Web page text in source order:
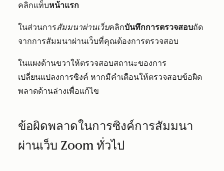
คลิกแท็บหน้าแรก
ในส่วนการสัมมนาผ่านเว็บคลิกบันทึกการตรวจสอบถัด
จากการสัมมนาผ่านเว็บที่คุณต้องการตรวจสอบ
ในแผงด้านขวาให้ตรวจสอบสถานะของการ
เปลี่ยนแปลงการซิงค์ หากมีคำเตือนให้ตรวจสอบข้อผิด
พลาดด้านล่างเพื่อแก้ไข
ข้อผิดพลาดในการซิงค์การสัมมนา
ผ่านเว็บ Zoom ทั่วไป